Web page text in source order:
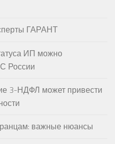
ГАРАНТ
ИП можно
России
3-НДФЛ может привести
важные нюансы